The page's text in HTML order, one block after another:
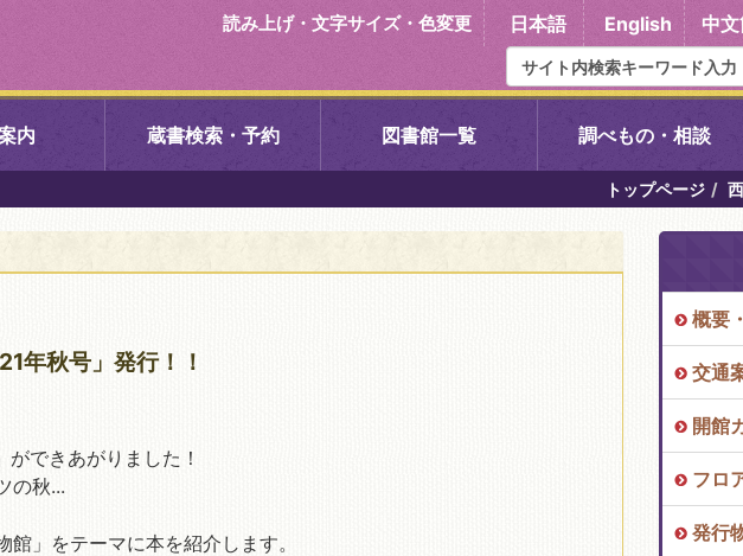
読み上げ・文字サイズ・色変更 日本語 English 中
内 蔵書検索・予約 図書館一覧
右京中央図書館 伏見中央図書館
左京図書館 岩倉図書館
いセンター図
こどもみらい館子育て図
調べもの・相談
トップページ
年秋号」発行！！
できあがりました！
の秋...
」をテーマに本を紹介します。
概要
交通
開館
フロ
発行